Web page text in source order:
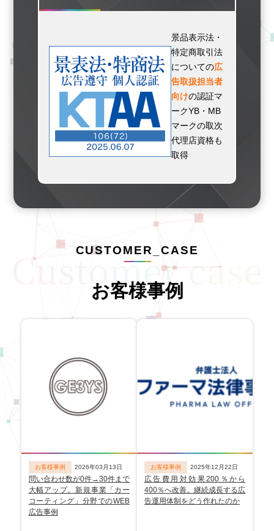
景品表示法・
特定商取引法
についての広
告取扱担当者
向けの認証マ
ークYB・MB
マークの取次
代理店資格も
取得
CUSTOMER_CASE
お客様事例
お客様事例 2026年03月13日
問い合わせ数が0件→30件まで
大幅アップ。新規事業「カー
コーティング」分野でのWEB
広告事例
お客様事例 2025年12月22日
広告費用対効果200％から
400％へ改善。継続成長する広
告運用体制をどう作れたのか